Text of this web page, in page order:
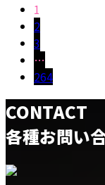
1
2
3
…
264
CONTACT
各種お問い